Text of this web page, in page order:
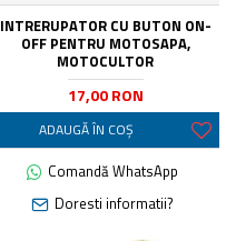
INTRERUPATOR CU BUTON ON-
OFF PENTRU MOTOSAPA,
MOTOCULTOR
17,00 RON
ADAUGĂ ÎN COŞ
Comandă WhatsApp
Doresti informatii?